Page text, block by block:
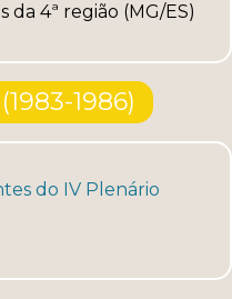
da 4ª região (MG/ES)
1986)
do IV Plenário